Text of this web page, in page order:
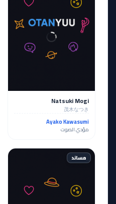
Natsuki Mogi
茂木なつき
Ayako Kawasumi
مؤدي الصوت
مساند